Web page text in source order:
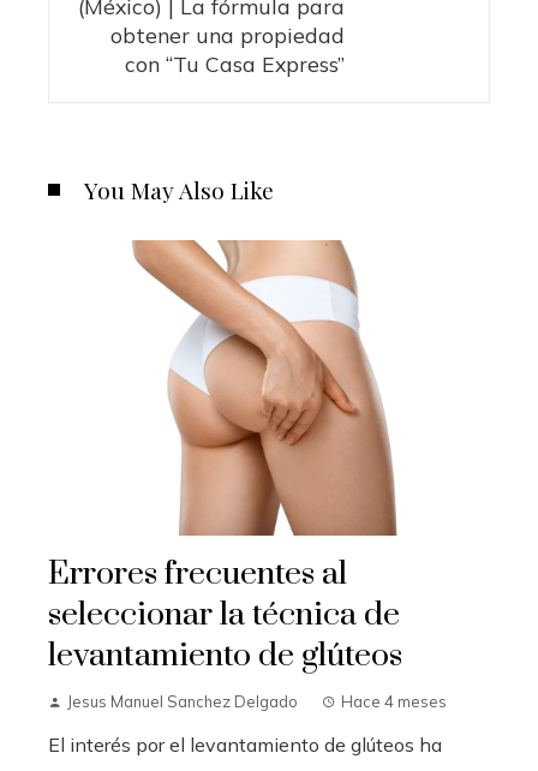
(México) | La fórmula para
obtener una propiedad
con “Tu Casa Express”
You May Also Like
Errores frecuentes al
seleccionar la técnica de
levantamiento de glúteos
Jesus Manuel Sanchez Delgado Hace 4 meses
El interés por el levantamiento de glúteos ha